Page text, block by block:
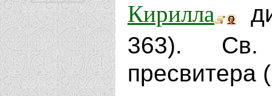
Кирилла
363).
пресвитера